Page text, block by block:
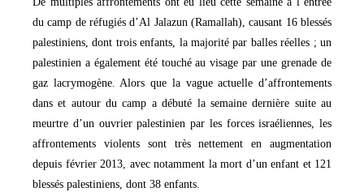
du camp de réfugiés d’Al Jalazun (Ramallah), causant 16 blessés
palestiniens, dont trois enfants, la majorité par balles réelles ; un
palestinien a également été touché au visage par une grenade de
gaz lacrymogène. Alors que la vague actuelle d’affrontements
dans et autour du camp a débuté la semaine dernière suite au
meurtre d’un ouvrier palestinien par les forces israéliennes, les
affrontements violents sont très nettement en augmentation
depuis février 2013, avec notamment la mort d’un enfant et 121
blessés palestiniens, dont 38 enfants.